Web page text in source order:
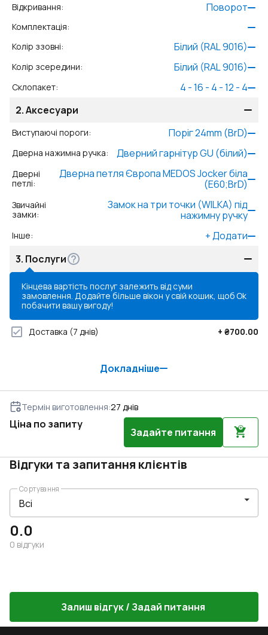
Відкривання: Поворот
Комплектація:
Колір ззовні: Білий (RAL 9016)
Колір зсередини: Білий (RAL 9016)
Склопакет:
4 - 16 - 4 - 12 - 4
2.Аксесуари
Виступаючі пороги: Поріг 24mm (BrD)
Дверна нажимна ручка: Дверний гарнітур GU (білий)
Дверні
петлі:
Дверна петля Європа MEDOS Jocker біла
(E60;BrD)
Звичайні
замки:
Замок на три точки (WILKA) під
нажимну ручку
Інше: +Додати
3. Послуги
Кінцева вартість послуг залежить від суми
замовлення. Додайте більше вікон у свій кошик, щоб
побачити вашу вигоду!
Ok
Доставка (7 днів) + ₴700.00
Докладніше
Термін виготовлення:27 днів
Ціна по запиту
Задайте питання
Відгуки та запитання клієнтів
0.0
0 відгуки
Сортування
Залиш відгук / Задай питання